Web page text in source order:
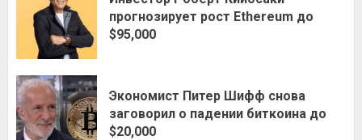
прогнозирует рост Ethereum до
$95,000
Экономист Питер Шифф снова
заговорил о падении биткоина до
$20,000